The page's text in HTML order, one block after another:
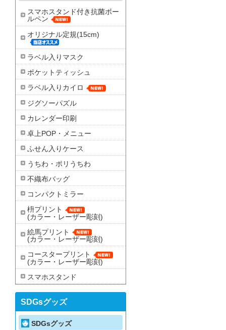
スマホスタンド付き抗菌ボー
ルペン
オリジナル定規(15cm)
ラベル入りマスク
ポケットティッシュ
ラベル入りカイロ
ジグソーパズル
カレンダー印刷
卓上POP・メニュー
ふせん入りケース
うちわ・ポリうちわ
不織布バッグ
コンパクトミラー
枡プリント
(カラー・レーザー彫刻)
絵馬プリント
(カラー・レーザー彫刻)
コースタープリント
(カラー・レーザー彫刻)
スマホスタンド
SDGsグッズ
SDGsグッズ